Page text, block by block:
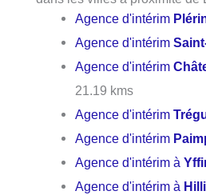
Agence d'intérim
Agence d'intérim
Agence d'intérim
21.19 kms
Agence d'intérim
Agence d'intérim
Agence d'intérim à
Agence d'intérim à